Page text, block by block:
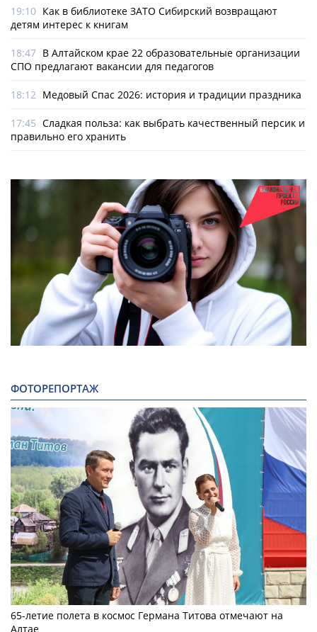
19:10 Как в библиотеке ЗАТО Сибирский возвращают
детям интерес к книгам
18:47 В Алтайском крае 22 образовательные организации
СПО предлагают вакансии для педагогов
18:12 Медовый Спас 2026: история и традиции праздника
17:45 Сладкая польза: как выбрать качественный персик и
правильно его хранить
ФОТОРЕПОРТАЖ
65-летие полета в космос Германа Титова отмечают на
Алтае